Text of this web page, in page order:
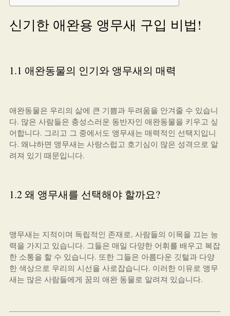
신기한 애완용 앵무새 구입 비법!
1.1 애완동물의 인기와 앵무새의 매력
애완동물은 우리의 삶에 큰 기쁨과 두려움을 안겨줄 수 있습니
다. 많은 사람들은 충성스러운 동반자인 애완동물을 키우고 싶
어합니다. 그리고 그 중에서도 앵무새는 매력적인 선택지입니
다. 왜냐하면 앵무새는 사랑스럽고 호기심이 많은 성격으로 알
려져 있기 때문입니다.
1.2 왜 앵무새를 선택해야 할까요?
앵무새는 지적이며 독립적인 존재로, 사람들의 이목을 끄는 능
력을 가지고 있습니다. 그들은 매일 다양한 어휘를 배우고 복잡
한 소통을 할 수 있습니다. 또한 그들은 아름다운 깃털과 다양
한 색상으로 우리의 시선을 사로잡습니다. 이러한 이유로 앵무
새는 많은 사람들에게 꿈의 애완 동물로 알려져 있습니다.